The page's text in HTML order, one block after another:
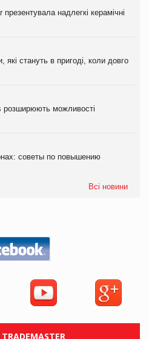
надлегкі керамічні
які стануть в пригоді, коли довго
розширюють можливості
советы по повышению
Всі новини